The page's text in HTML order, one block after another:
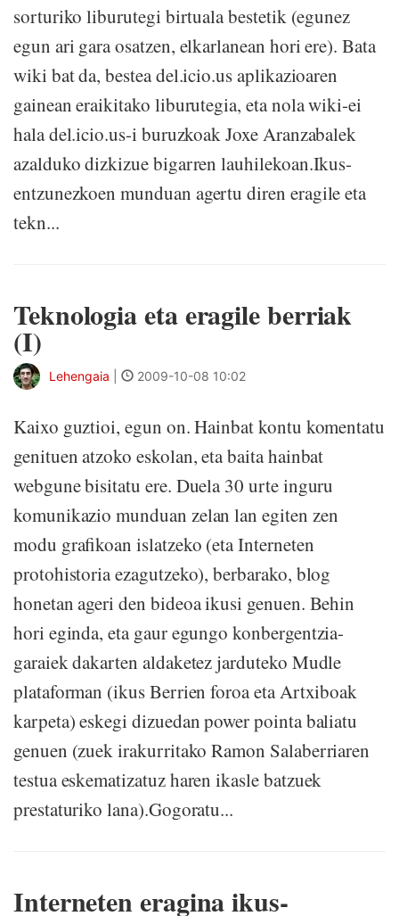
sorturiko liburutegi birtuala bestetik (egunez
egun ari gara osatzen, elkarlanean hori ere). Bata
wiki bat da, bestea del.icio.us aplikazioaren
gainean eraikitako liburutegia, eta nola wiki-ei
hala del.icio.us-i buruzkoak Joxe Aranzabalek
azalduko dizkizue bigarren lauhilekoan.Ikus-
entzunezkoen munduan agertu diren eragile eta
tekn...
Teknologia eta eragile berriak
(I)
Lehengaia 2009-10-08 10:02
Kaixo guztioi, egun on. Hainbat kontu komentatu
genituen atzoko eskolan, eta baita hainbat
webgune bisitatu ere. Duela 30 urte inguru
komunikazio munduan zelan lan egiten zen
modu grafikoan islatzeko (eta Interneten
protohistoria ezagutzeko), berbarako, blog
honetan ageri den bideoa ikusi genuen. Behin
hori eginda, eta gaur egungo konbergentzia-
garaiek dakarten aldaketez jarduteko Mudle
plataforman (ikus Berrien foroa eta Artxiboak
karpeta) eskegi dizuedan power pointa baliatu
genuen (zuek irakurritako Ramon Salaberriaren
testua eskematizatuz haren ikasle batzuek
prestaturiko lana).Gogoratu...
Interneten eragina ikus-